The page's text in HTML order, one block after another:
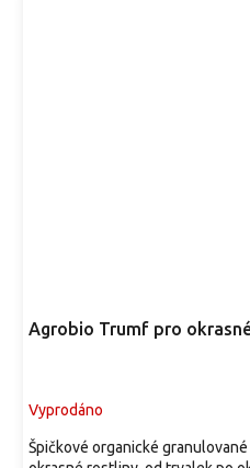
Agrobio Trumf pro
Vyprodáno
Špičkové organické